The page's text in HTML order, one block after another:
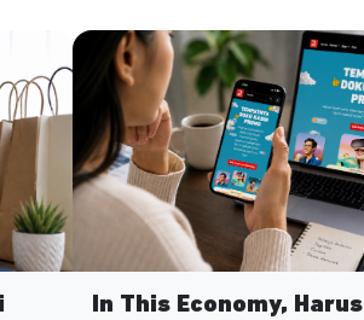
In This Economy, Harus